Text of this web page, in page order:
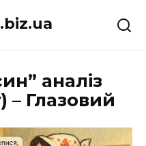
аналіз
– Глазовий